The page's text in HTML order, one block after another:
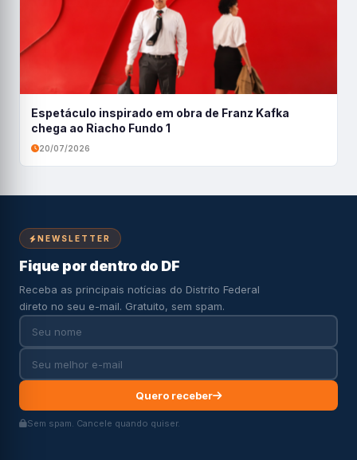
Espetáculo inspirado em obra de Franz Kafka
chega ao Riacho Fundo 1
20/07/2026
NEWSLETTER
Fique por dentro do DF
Receba as principais notícias do Distrito Federal
direto no seu e-mail. Gratuito, sem spam.
Quero receber
Sem spam. Cancele quando quiser.